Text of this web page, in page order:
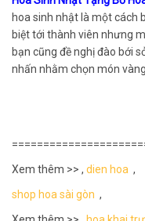
hoa sinh nhật là một cách
biệt tới thành viên nhưng
bạn cũng đề nghị đào bới
nhấn nhằm chọn món
Xem thêm >> , dien hoa ,
shop hoa sài gòn ,